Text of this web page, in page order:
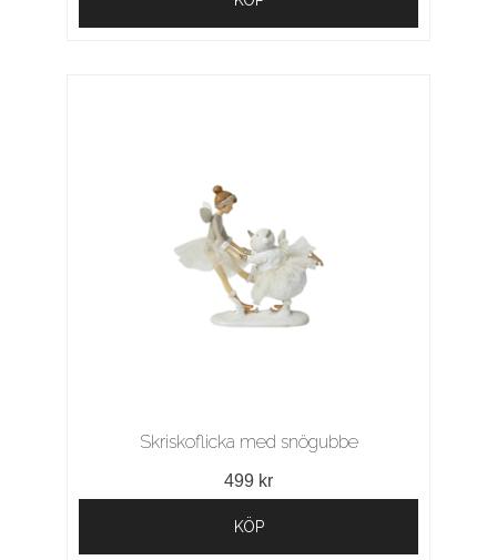
Skriskoflicka med snögubbe
499 kr
KÖP